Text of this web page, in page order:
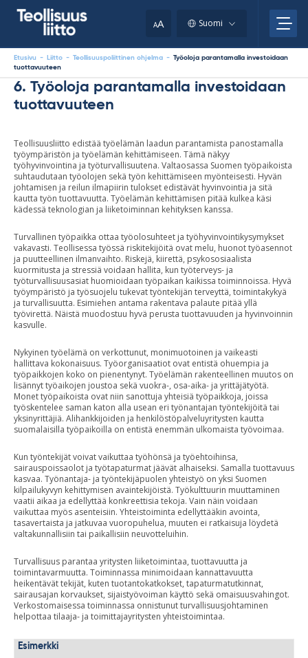
AA Suomi
Etusivu - Liitto - Teollisuuspoliittinen ohjelma - Työoloja parantamalla investoidaan
tuottavuuteen
6. Työoloja parantamalla investoidaan
tuottavuuteen
Teollisuusliitto edistää työelämän laadun parantamista panostamalla
työympäristön ja työelämän kehittämiseen. Tämä näkyy
työhyvinvointina ja työturvallisuutena. Valtaosassa Suomen työpaikoista
suhtaudutaan työolojen sekä työn kehittämiseen myönteisesti. Hyvän
johtamisen ja reilun ilmapiirin tulokset edistävät hyvinvointia ja sitä
kautta työn tuottavuutta. Työelämän kehittämisen pitää kulkea käsi
kädessä teknologian ja liiketoiminnan kehityksen kanssa.
Turvallinen työpaikka ottaa työolosuhteet ja työhyvinvointikysymykset
vakavasti. Teollisessa työssä riskitekijöitä ovat melu, huonot työasennot
ja puutteellinen ilmanvaihto. Riskejä, kiirettä, psykososiaalista
kuormitusta ja stressiä voidaan hallita, kun työterveys- ja
työturvallisuusasiat huomioidaan työpaikan kaikissa toiminnoissa. Hyvä
työympäristö ja työsuojelu tukevat työntekijän terveyttä, toimintakykyä
ja turvallisuutta. Esimiehen antama rakentava palaute pitää yllä
työvirettä. Näistä muodostuu hyvä perusta tuottavuuden ja hyvinvoinnin
kasvulle.
Nykyinen työelämä on verkottunut, monimuotoinen ja vaikeasti
hallittava kokonaisuus. Työorganisaatiot ovat entistä ohuempia ja
työpaikkojen koko on pienentynyt. Työelämän rakenteellinen muutos on
lisännyt työaikojen joustoa sekä vuokra-, osa-aika- ja yrittäjätyötä.
Monet työpaikoista ovat niin sanottuja yhteisiä työpaikkoja, joissa
työskentelee saman katon alla usean eri työnantajan työntekijöitä tai
yksinyrittäjiä. Alihankkijoiden ja henkilöstöpalveluyritysten kautta
suomalaisilla työpaikoilla on entistä enemmän ulkomaista työvoimaa.
Kun työntekijät voivat vaikuttaa työhönsä ja työehtoihinsa,
sairauspoissaolot ja työtapaturmat jäävät alhaiseksi. Samalla tuottavuus
kasvaa. Työnantaja- ja työntekijäpuolen yhteistyö on yksi Suomen
kilpailukyvyn kehittymisen avaintekijöistä. Työkulttuurin muuttaminen
vaatii aikaa ja edellyttää konkreettisia tekoja. Vain näin voidaan
vaikuttaa myös asenteisiin. Yhteistoiminta edellyttääkin avointa,
tasavertaista ja jatkuvaa vuoropuhelua, muuten ei ratkaisuja löydetä
valtakunnallisiin tai paikallisiin neuvotteluihin.
Turvallisuus parantaa yritysten liiketoimintaa, tuottavuutta ja
toimintavarmuutta. Toiminnassa minimoidaan kannattavuutta
heikentävät tekijät, kuten tuotantokatkokset, tapaturmatutkinnat,
sairausajan korvaukset, sijaistyövoiman käyttö sekä omaisuusvahingot.
Verkostomaisessa toiminnassa onnistunut turvallisuusjohtaminen
helpottaa tilaaja- ja toimittajayritysten yhteistoimintaa.
Esimerkki
clipboard.)